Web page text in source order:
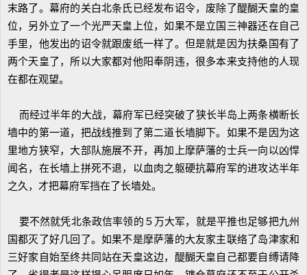
末路了。幕府的关白北条氏已经发布诏令，废除了醍醐天皇的皇
位，另外立了一个光严天皇上位，如果不是立国三神器还在自己
手里，他发出的诏令就跟废纸一样了。但是就是因为扶桑国有了
两个天皇了，所以大家都对他阳奉阴违，很多本来支持他的人现
在都在观望。
而经过半年的大战，幕府军已经突破了狭长半岛上两条横断长
墙中的第一道，把战线推到了第二道长墙脚下。如果不是因为这
里地方狭窄，大部队施展不开，再加上摩萨藩的士兵一向以凶悍
闻名，在长墙上拼死不退，以血肉之躯硬抗幕府军的进攻达半年
之久，才把幕府军挡在了长墙处。
要不然就凭北条政信率领的５万大军，就是平推也足够把九州
国都灭了好几回了。如果不是摩萨藩的大友家主联络了岛津家和
三好家自始至终共同站在天皇这边，醍醐天皇自己都要自缚请降